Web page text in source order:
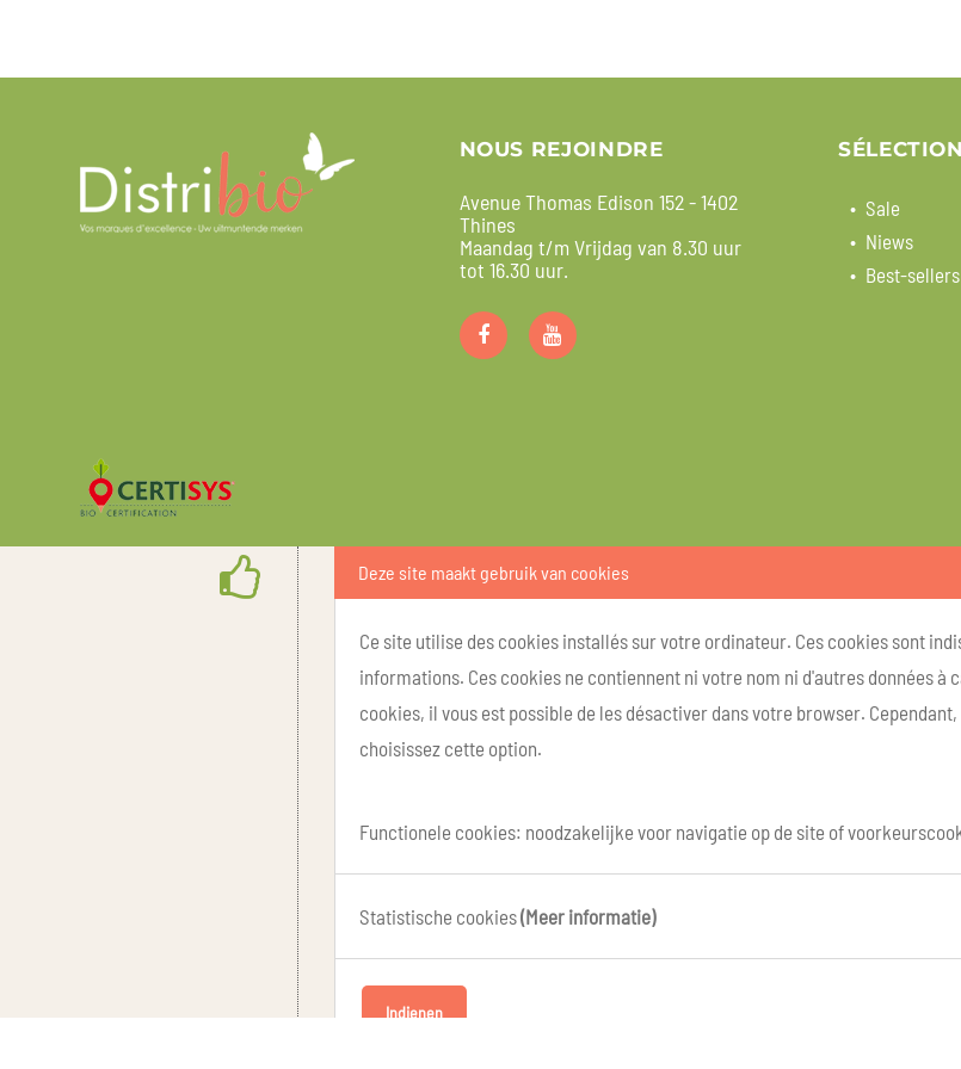
NOUS REJOINDRE
Avenue Thomas Edison 152 - 1402
Thines
Maandag t/m Vrijdag van 8.30 uur
tot 16.30 uur.
Sale
Niews
Best-sellers
Deze site maakt gebruik van cookies
Ce site utilise des cookies installés sur votre ordinateur. Ces cookies sont
informations. Ces cookies ne contiennent ni votre nom ni d'autres données
cookies, il vous est possible de les désactiver dans votre browser.
choisissez cette option.
Functionele cookies: noodzakelijke voor navigatie op de site of
Statistische cookies(Meer informatie)
Indienen